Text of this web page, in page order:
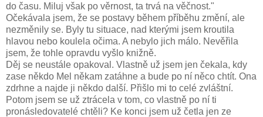
do času. Miluj však po věrnost, ta trvá na věčnost."
Očekávala jsem, že se postavy během příběhu změní, ale
nezměnily se. Byly tu situace, nad kterými jsem kroutila
hlavou nebo koulela očima. A nebylo jich málo. Nevěřila
jsem, že tohle opravdu vyšlo knižně.
Děj se neustále opakoval. Vlastně už jsem jen čekala, kdy
zase někdo Mel někam zatáhne a bude po ní něco chtít. Ona
zdrhne a najde ji někdo další. Přišlo mi to celé zvláštní.
Potom jsem se už ztrácela v tom, co vlastně po ní ti
pronásledovatelé chtěli? Ke konci jsem už četla jen ze